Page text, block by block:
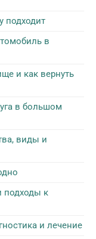
подходит
в
и как вернуть
в большом
виды и
подходы к
и лечение